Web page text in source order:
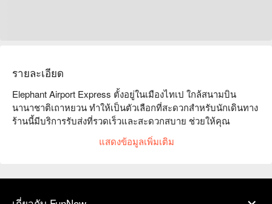
รายละเอียด
Elephant Airport Express ตั้งอยู่ในเมืองไทเป ใกล้สนามบิน
นานาชาติเถาหยวน ทำให้เป็นตัวเลือกที่สะดวกสำหรับนักเดินทาง
ร้านนี้มีบริการรับส่งที่รวดเร็วและสะดวกสบาย ช่วยให้คุณ
สามารถไปยังจุดหมายปลายทางได้อย่างง่ายดาย ลูกค้าชื่นชม
บริการของเรา โดยเฉพาะอย่างยิ่งการขับรถที่เป็นมืออาชีพและ
บริการรับส่งสนามบินเพื่อทำให้การเดินทางของคุณราบรื่นยิ่งขึ้น
แสดงข้อมูลเพิ่มเติม